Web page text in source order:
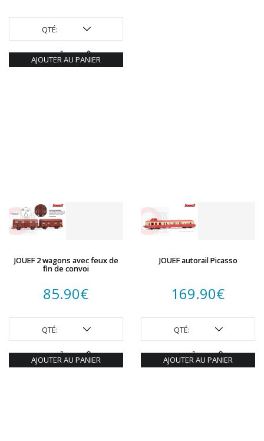
QTÉ:
AJOUTER AU PANIER
JOUEF 2 wagons avec feux de
fin de convoi
85.90€
QTÉ:
AJOUTER AU PANIER
JOUEF autorail Picasso
169.90€
QTÉ:
AJOUTER AU PANIER